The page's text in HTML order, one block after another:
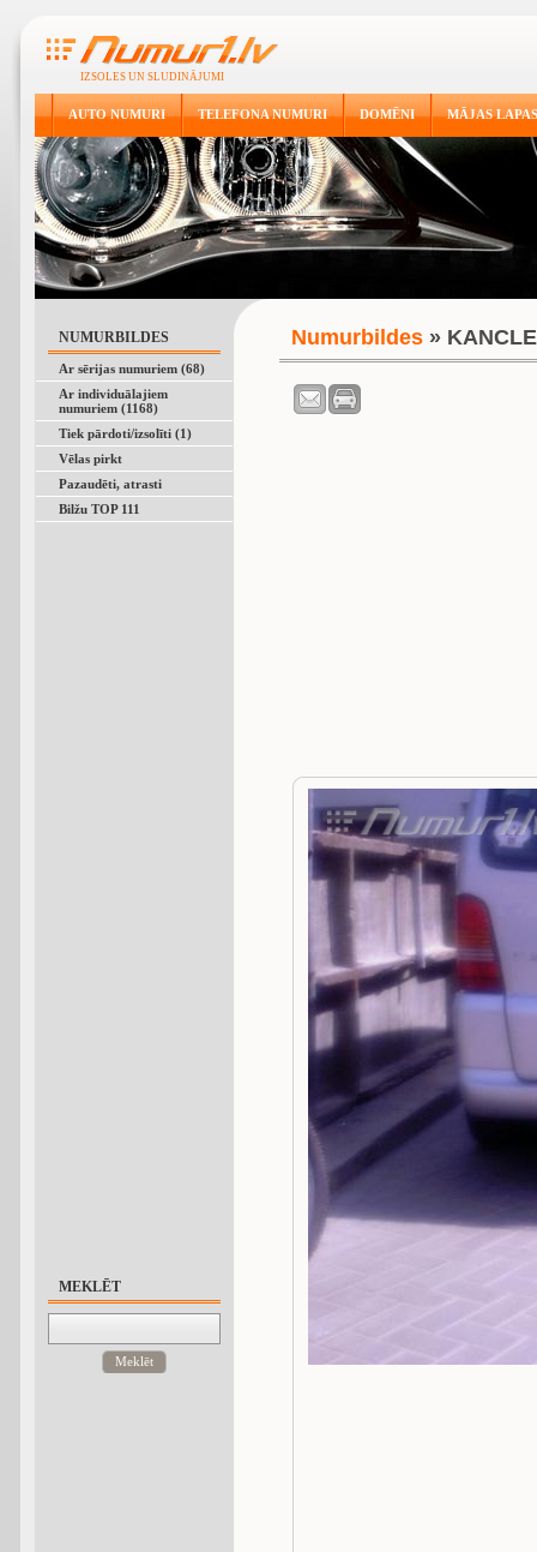
IZSOLES UN SLUDINĀJUMI
AUTO NUMURI TELEFONA NUMURI DOMĒNI MĀJAS LAPAS
NUMURBILDES
Ar sērijas numuriem (68)
Ar individuālajiem
numuriem (1168)
Tiek pārdoti/izsolīti (1)
Vēlas pirkt
Pazaudēti, atrasti
Bilžu TOP 111
MEKLĒT
Meklēt
Numurbildes»